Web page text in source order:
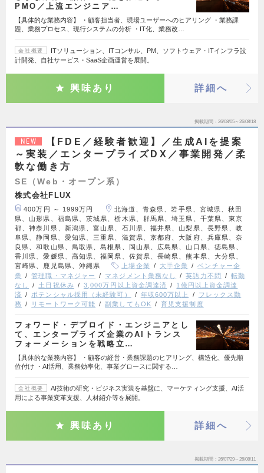
PMO／上流エンジニア…
【具体的な業務内容】 ・顧客担当者、現場ユーザーへのヒアリング ・業務課
題、業務プロセス、現行システムの分析 ・IT化、業務改…
会社概要
ITソリューション、ITコンサル、PM、ソフトウェア・ITインフラ設
計開発、自社サービス・SaaS企画運営を展開。
興味あり 詳細へ
掲載期間 26/08/05～26/08/18
NEW
【FDE／経験者歓迎】／生成AIを提案
～実装／エンタープライズDX／事業開発／柔
軟な働き方
SE（Web・オープン系）
株式会社FLUX
400万円 ～ 1999万円
北海道、青森県、岩手県、宮城県、秋田
県、山形県、福島県、茨城県、栃木県、群馬県、埼玉県、千葉県、東京
都、神奈川県、新潟県、富山県、石川県、福井県、山梨県、長野県、岐
阜県、静岡県、愛知県、三重県、滋賀県、京都府、大阪府、兵庫県、奈
良県、和歌山県、鳥取県、島根県、岡山県、広島県、山口県、徳島県、
香川県、愛媛県、高知県、福岡県、佐賀県、長崎県、熊本県、大分県、
宮崎県、鹿児島県、沖縄県
上場企業 大手企業
ベンチャー企
業
管理職・マネジャー マネジメント業務なし 英語力不問
転勤
なし
土日祝休み 3,000万円以上資金調達済
1億円以上資金調達
済
ポテンシャル採用（未経験可） 年収600万以上
フレックス勤
務
リモートワーク可能 副業してもOK 育児支援制度
フォワード・デプロイド・エンジニアとし
て、エンタープライズ企業のAIトランス
フォーメーションを戦略立…
【具体的な業務内容】 ・顧客の経営・業務課題のヒアリング、構造化、優先順
位付け ・AI活用、業務効率化、事業グロースに関する…
会社概要
AI技術の研究・ビジネス実装を基盤に、マーケティング支援、AI活
用による事業変革支援、人材紹介等を展開。
興味あり 詳細へ
掲載期間 26/07/29～26/08/11